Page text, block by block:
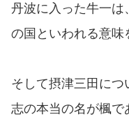
丹波に入った牛一は
の国といわれる意味
そして摂津三田につ
志の本当の名が楓で